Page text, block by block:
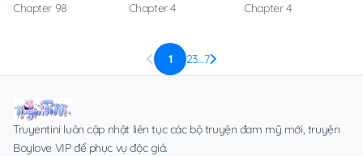
Chapter 98
Chapter 4
Chapter 4
1 23…7
Truyentini luôn cập nhật liên tục các bộ truyện đam mỹ mới, truyện
Boylove VIP để phục vụ độc giả.